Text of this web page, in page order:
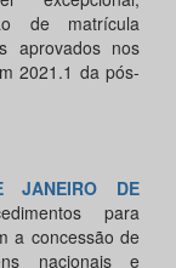
de matrícula
aprovados nos
2021.1 da pós-
JANEIRO DE
para
a concessão de
nacionais e